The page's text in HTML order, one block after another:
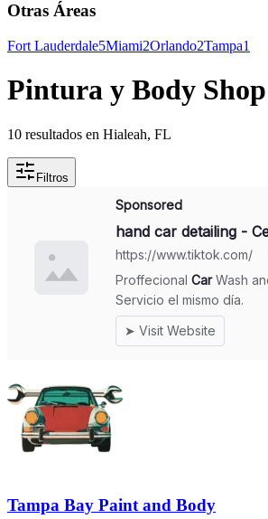
Otras Áreas
Fort Lauderdale5Miami2Orlando2Tampa1
Pintura y Body
10 resultados en Hialeah, FL
Filtros
Tampa Bay Paint and Body